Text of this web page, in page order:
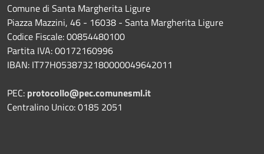
Comune di Santa Margherita Ligure
Piazza Mazzini, 46 - 16038 - Santa Margherita Ligure
Codice Fiscale: 00854480100
Partita IVA: 00172160996
IBAN: IT77H0538732180000049642011
PEC: protocollo@pec.comunesml.it
Centralino Unico: 0185 2051